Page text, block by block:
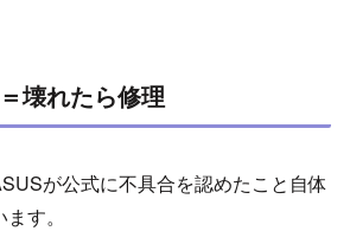
壊れたら修理
が公式に不具合を認めたこと自体
す。